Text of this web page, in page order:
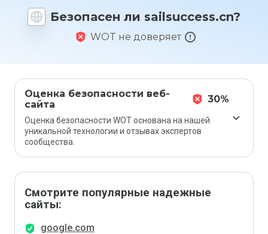
Безопасен ли sailsuccess.cn?
WOT не доверяет
Оценка безопасности веб-
сайта
30%
Оценка безопасности WOT основана на нашей
уникальной технологии и отзывах экспертов
сообщества.
Смотрите популярные надежные
сайты:
google.com
1 до 5?